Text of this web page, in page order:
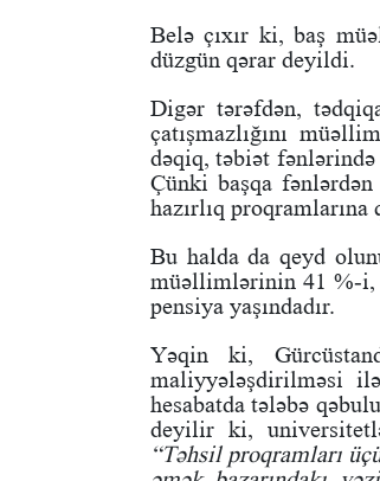
Belə çıxır ki, baş
düzgün qərar deyildi.
Digər tərəfdən,
çatışmazlığını
dəqiq, təbiət
Çünki başqa
hazırlıq proqramlarına
Bu halda da qeyd
müəllimlərinin 41 %-
pensiya yaşındadır.
Yəqin ki,
maliyyələşdirilməsi
hesabatda tələbə
deyilir ki,
“Təhsil proqramları